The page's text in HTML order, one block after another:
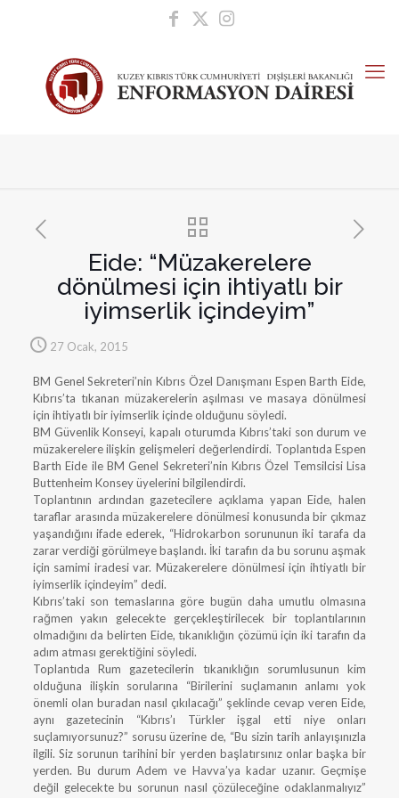
Eide: “Müzakerelere
dönülmesi için ihtiyatlı bir
iyimserlik içindeyim”
27 Ocak, 2015
BM Genel Sekreteri’nin Kıbrıs Özel Danışmanı Espen Barth Eide,
Kıbrıs’ta tıkanan müzakerelerin aşılması ve masaya dönülmesi
için ihtiyatlı bir iyimserlik içinde olduğunu söyledi.
BM Güvenlik Konseyi, kapalı oturumda Kıbrıs’taki son durum ve
müzakerelere ilişkin gelişmeleri değerlendirdi. Toplantıda Espen
Barth Eide ile BM Genel Sekreteri’nin Kıbrıs Özel Temsilcisi Lisa
Buttenheim Konsey üyelerini bilgilendirdi.
Toplantının ardından gazetecilere açıklama yapan Eide, halen
taraflar arasında müzakerelere dönülmesi konusunda bir çıkmaz
yaşandığını ifade ederek, “Hidrokarbon sorununun iki tarafa da
zarar verdiği görülmeye başlandı. İki tarafın da bu sorunu aşmak
için samimi iradesi var. Müzakerelere dönülmesi için ihtiyatlı bir
iyimserlik içindeyim” dedi.
Kıbrıs’taki son temaslarına göre bugün daha umutlu olmasına
rağmen yakın gelecekte gerçekleştirilecek bir toplantılarının
olmadığını da belirten Eide, tıkanıklığın çözümü için iki tarafın da
adım atması gerektiğini söyledi.
Toplantıda Rum gazetecilerin tıkanıklığın sorumlusunun kim
olduğuna ilişkin sorularına “Birilerini suçlamanın anlamı yok
önemli olan buradan nasıl çıkılacağı” şeklinde cevap veren Eide,
aynı gazetecinin “Kıbrıs’ı Türkler işgal etti niye onları
suçlamıyorsunuz?” sorusu üzerine de, “Bu sizin tarih anlayışınızla
ilgili. Siz sorunun tarihini bir yerden başlatırsınız onlar başka bir
yerden. Bu durum Adem ve Havva’ya kadar uzanır. Geçmişe
değil gelecekte bu sorunun nasıl çözüleceğine odaklanmalıyız”